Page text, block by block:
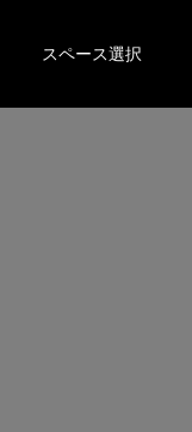
スペース選択